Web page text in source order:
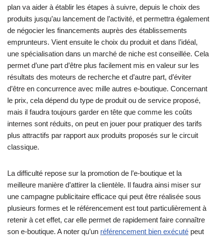
plan va aider à établir les étapes à suivre, depuis le choix des
produits jusqu’au lancement de l’activité, et permettra également
de négocier les financements auprès des établissements
emprunteurs. Vient ensuite le choix du produit et dans l’idéal,
une spécialisation dans un marché de niche est conseillée. Cela
permet d’une part d’être plus facilement mis en valeur sur les
résultats des moteurs de recherche et d’autre part, d’éviter
d’être en concurrence avec mille autres e-boutique. Concernant
le prix, cela dépend du type de produit ou de service proposé,
mais il faudra toujours garder en tête que comme les coûts
internes sont réduits, on peut en jouer pour pratiquer des tarifs
plus attractifs par rapport aux produits proposés sur le circuit
classique.
La difficulté repose sur la promotion de l’e-boutique et la
meilleure manière d’attirer la clientèle. Il faudra ainsi miser sur
une campagne publicitaire efficace qui peut être réalisée sous
plusieurs formes et le référencement est tout particulièrement à
retenir à cet effet, car elle permet de rapidement faire connaître
son e-boutique. A noter qu’un référencement bien exécuté peut